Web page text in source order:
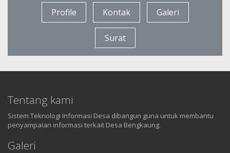
Profile Kontak Galeri
Surat
Tentang kami
Sistem Teknologi Informasi Desa dibangun guna untuk membantu
penyampaian informasi terkait Desa Bengkaung.
Galeri